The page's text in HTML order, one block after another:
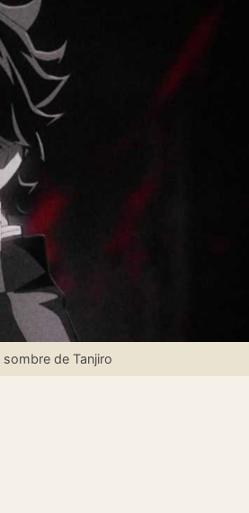
de Tanjiro